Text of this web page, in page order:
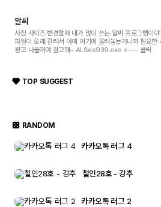
나눔게시판
알씨
사진 사이즈 변경할때 내가 많이 쓰는 알씨 프로그램이
파일이 오래 걸려서 아예 여기에 올려놓는거니까 필요한
광고 나올꺼야 참고해~ ALSee939.exe <---- 클릭
TOP SUGGEST
RANDOM
카카오톡 러그 4
철인28호 - 강추
카카오톡 러그 2